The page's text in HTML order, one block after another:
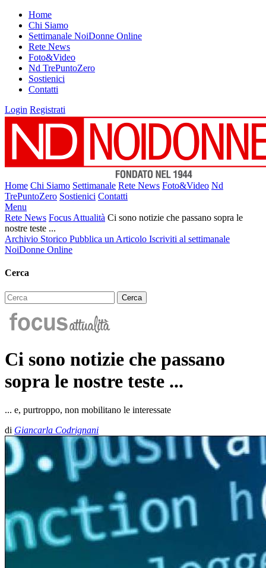
Home
Chi Siamo
Settimanale NoiDonne Online
Rete News
Foto&Video
Nd TrePuntoZero
Sostienici
Contatti
Login Registrati
Home Chi Siamo Settimanale Rete News Foto&Video Nd
TrePuntoZero Sostienici Contatti
Menu
Rete News Focus Attualità Ci sono notizie che passano sopra le
nostre teste ...
Archivio Storico Pubblica un Articolo Iscriviti al settimanale
NoiDonne Online
Cerca
Ci sono notizie che passano
sopra le nostre teste ...
... e, purtroppo, non mobilitano le interessate
di Giancarla Codrignani